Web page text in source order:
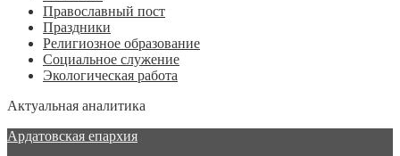
Православный пост
Праздники
Религиозное образование
Социальное служение
Экологическая работа
Актуальная аналитика
Ардатовская епархия